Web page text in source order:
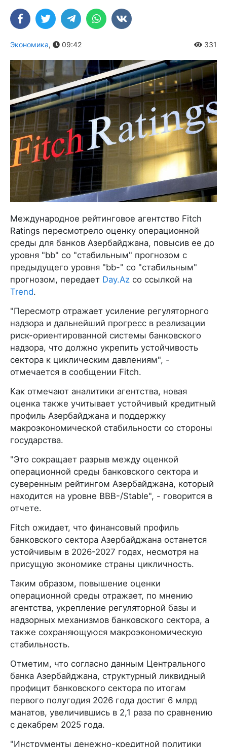
Экономика, 09:42 331
Международное рейтинговое агентство Fitch
Ratings пересмотрело оценку операционной
среды для банков Азербайджана, повысив ее до
уровня "bb" со "стабильным" прогнозом с
предыдущего уровня "bb-" со "стабильным"
прогнозом, передает Day.Az со ссылкой на
Trend.
"Пересмотр отражает усиление регуляторного
надзора и дальнейший прогресс в реализации
риск-ориентированной системы банковского
надзора, что должно укрепить устойчивость
сектора к циклическим давлениям", -
отмечается в сообщении Fitch.
Как отмечают аналитики агентства, новая
оценка также учитывает устойчивый кредитный
профиль Азербайджана и поддержку
макроэкономической стабильности со стороны
государства.
"Это сокращает разрыв между оценкой
операционной среды банковского сектора и
суверенным рейтингом Азербайджана, который
находится на уровне BBB-/Stable", - говорится в
отчете.
Fitch ожидает, что финансовый профиль
банковского сектора Азербайджана останется
устойчивым в 2026-2027 годах, несмотря на
присущую экономике страны цикличность.
Таким образом, повышение оценки
операционной среды отражает, по мнению
агентства, укрепление регуляторной базы и
надзорных механизмов банковского сектора, а
также сохраняющуюся макроэкономическую
стабильность.
Отметим, что согласно данным Центрального
банка Азербайджана, структурный ликвидный
профицит банковского сектора по итогам
первого полугодия 2026 года достиг 6 млрд
манатов, увеличившись в 2,1 раза по сравнению
с декабрем 2025 года.
"Инструменты денежно-кредитной политики